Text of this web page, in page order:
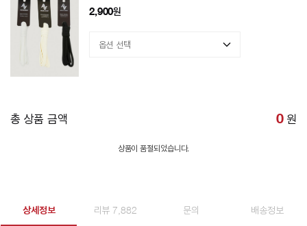
2,900원
총 상품 금액 0 원
상품이 품절되었습니다.
상세정보 리뷰 7,882 문의 배송정보